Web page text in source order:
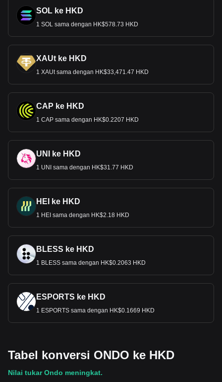
SOL ke HKD
1 SOL sama dengan HK$578.73 HKD
XAUt ke HKD
1 XAUt sama dengan HK$33,471.47 HKD
CAP ke HKD
1 CAP sama dengan HK$0.2207 HKD
UNI ke HKD
1 UNI sama dengan HK$31.77 HKD
HEI ke HKD
1 HEI sama dengan HK$2.18 HKD
BLESS ke HKD
1 BLESS sama dengan HK$0.2063 HKD
ESPORTS ke HKD
1 ESPORTS sama dengan HK$0.1669 HKD
Tabel konversi ONDO ke HKD
Nilai tukar Ondo meningkat.